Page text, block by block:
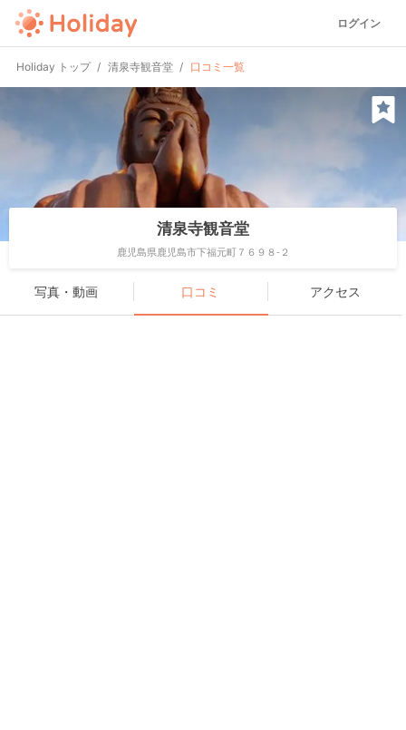
ログイン
Holiday トップ 清泉寺観音堂 口コミ一覧
清泉寺観音堂
鹿児島県鹿児島市下福元町７６９８-２
写真・動画 口コミ アクセス